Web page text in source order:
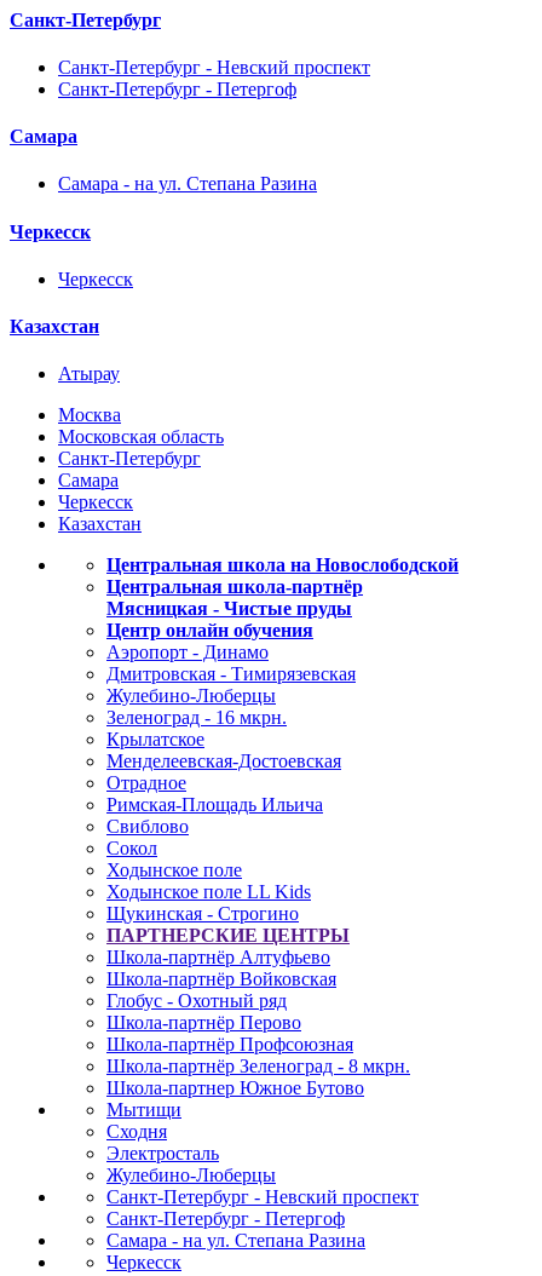
Санкт-Петербург
Санкт-Петербург - Невский проспект
Санкт-Петербург - Петергоф
Самара
Самара - на ул. Степана Разина
Черкесск
Черкесск
Казахстан
Атырау
Москва
Московская область
Санкт-Петербург
Самара
Черкесск
Казахстан
Центральная школа на Новослободской
Центральная школа-партнёр
Мясницкая - Чистые пруды
Центр онлайн обучения
Аэропорт - Динамо
Дмитровская - Тимирязевская
Жулебино-Люберцы
Зеленоград - 16 мкрн.
Крылатское
Менделеевская-Достоевская
Отрадное
Римская-Площадь Ильича
Свиблово
Сокол
Ходынское поле
Ходынское поле LL Kids
Щукинская - Строгино
ПАРТНЕРСКИЕ ЦЕНТРЫ
Школа-партнёр Алтуфьево
Школа-партнёр Войковская
Глобус - Охотный ряд
Школа-партнёр Перово
Школа-партнёр Профсоюзная
Школа-партнёр Зеленоград - 8 мкрн.
Школа-партнер Южное Бутово
Мытищи
Сходня
Электросталь
Жулебино-Люберцы
Санкт-Петербург - Невский проспект
Санкт-Петербург - Петергоф
Самара - на ул. Степана Разина
Черкесск